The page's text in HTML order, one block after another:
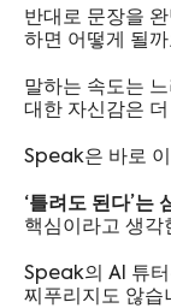
반대로 문장을
하면 어떻게 될
말하는 속도는
대한 자신감은
Speak은 바로
‘틀려도 된다’는
핵심이라고 생각
Speak의 AI 튜
찌푸리지도 않습